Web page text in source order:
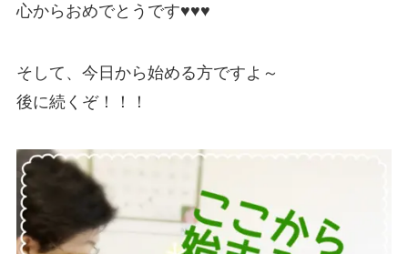
心からおめでとうです♥♥♥
そして、今日から始める方ですよ～
後に続くぞ！！！